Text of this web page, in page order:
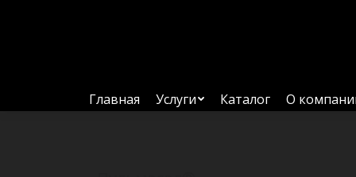
Главная Услуги Каталог О